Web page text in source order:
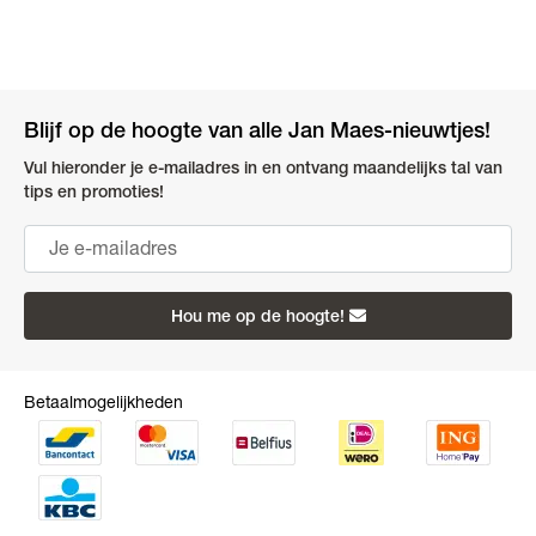
Blijf op de hoogte van alle Jan Maes-nieuwtjes!
Vul hieronder je e-mailadres in en ontvang maandelijks tal van
tips en promoties!
Hou me op de hoogte!
Betaalmogelijkheden